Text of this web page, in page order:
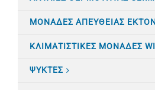
ΜΟΝΑΔΕΣ ΑΠΕΥΘΕΙΑΣ
ΚΛΙΜΑΤΙΣTΙΚΕΣ ΜΟΝΑΔΕΣ
ΨΥΚΤΕΣ